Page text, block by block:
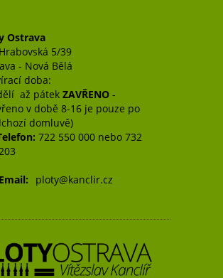
Ostrava
Hrabovská 5/39
- Nová Bělá
doba:
až pátek ZAVŘENO -
v době 8-16 je pouze po
domluvě)
722 550 000 nebo 732
Email: ploty@kanclir.cz